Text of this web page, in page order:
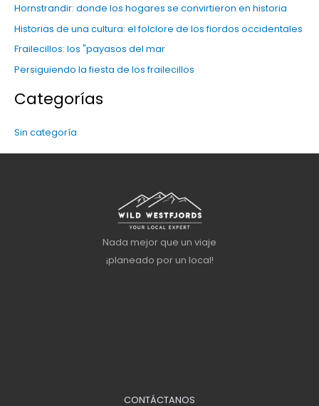
:Hornstrandir: donde los hogares se convirtieron en historia
Historias de una cultura: el folclore de los fiordos occidentales
Frailecillos: los "payasos del mar
Persiguiendo la fiesta de los frailecillos
Categorías
Sin categoría
Nada mejor que un viaje
¡planeado por un local!
CONTÁCTANOS